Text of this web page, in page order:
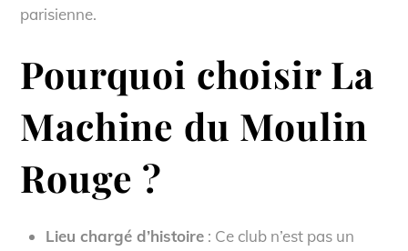
parisienne.
Pourquoi choisir La
Machine du Moulin
Rouge ?
Lieu chargé d’histoire: Ce club n’est pas un